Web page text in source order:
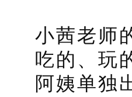
小茜老师
吃的、玩
阿姨单独